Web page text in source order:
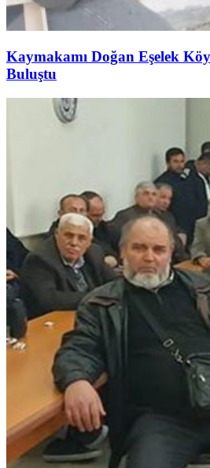
Kaymakamı Doğan Eşelek
Buluştu